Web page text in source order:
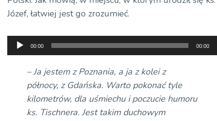
Józef, łatwiej jest go zrozumieć.
Odtwarzacz
plików
dźwiękowych
00:00 00:00
– Ja jestem z Poznania, a ja z kolei z
północy, z Gdańska. Warto pokonać tyle
kilometrów, dla uśmiechu i poczucie humoru
ks. Tischnera. Jest takim duchowym